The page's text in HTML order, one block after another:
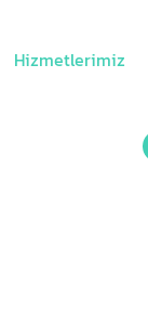
Hizmetlerimiz